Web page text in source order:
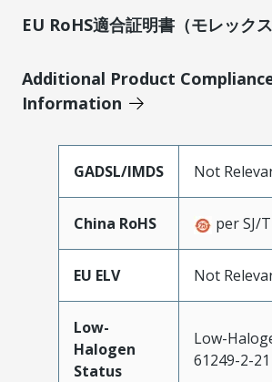
EU RoHS適合証明書（モレックス
Additional Product
Information
GADSL/IMDS Not
China RoHS per SJ/
EU ELV Not
Low-
Halogen
Status
Low-
61249-2-21